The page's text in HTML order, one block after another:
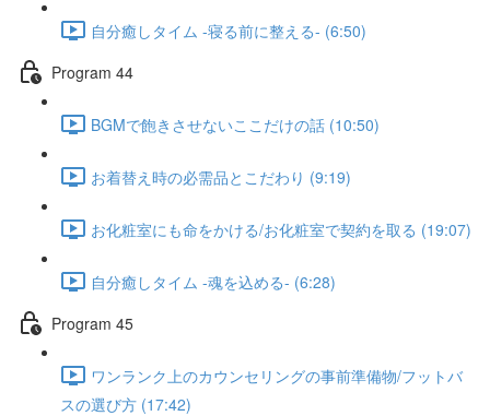
自分癒しタイム -寝る前に整える- (6:50)
Program 44
BGMで飽きさせないここだけの話 (10:50)
お着替え時の必需品とこだわり (9:19)
お化粧室にも命をかける/お化粧室で契約を取る (19:07)
自分癒しタイム -魂を込める- (6:28)
Program 45
ワンランク上のカウンセリングの事前準備物/フットバ
スの選び方 (17:42)